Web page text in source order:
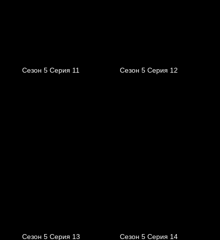
Сезон 5 Серия 11 Сезон 5 Серия 12
Сезон 5 Серия 13 Сезон 5 Серия 14